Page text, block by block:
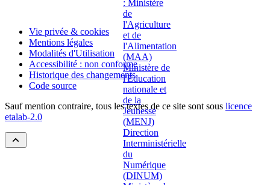
Vie privée & cookies
Mentions légales
Modalités d'Utilisation
Accessibilité : non conforme
Historique des changements
Code source
Sauf mention contraire, tous les textes de ce site sont sous licence
etalab-2.0